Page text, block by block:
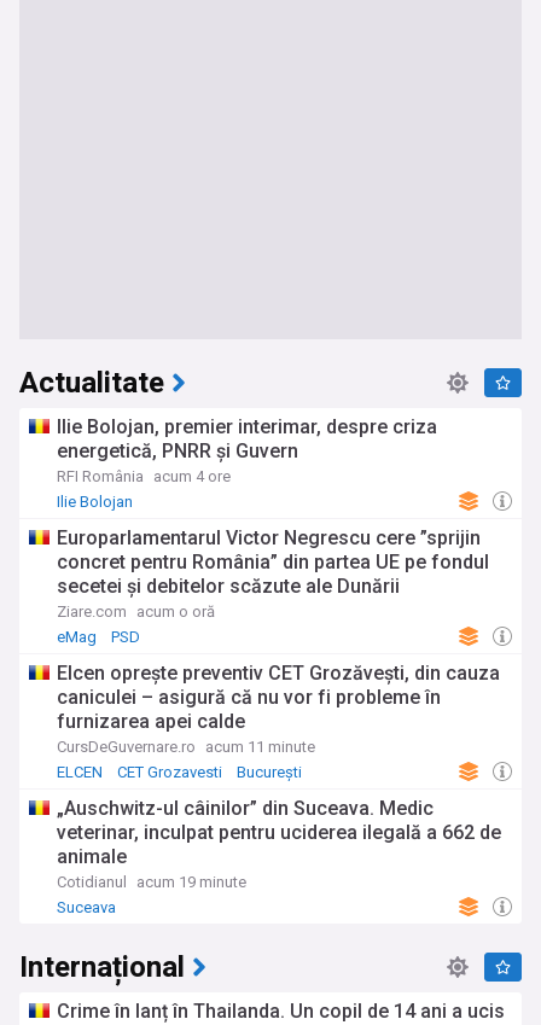
Actualitate
Ilie Bolojan, premier interimar, despre criza
energetică, PNRR și Guvern
RFI România
acum 4 ore
Ilie Bolojan
Europarlamentarul Victor Negrescu cere ”sprijin
concret pentru România” din partea UE pe fondul
secetei și debitelor scăzute ale Dunării
Ziare.com
acum o oră
eMag
PSD
Elcen oprește preventiv CET Grozăveşti, din cauza
caniculei – asigură că nu vor fi probleme în
furnizarea apei calde
CursDeGuvernare.ro
acum 11 minute
ELCEN
CET Grozavesti București
„Auschwitz-ul câinilor” din Suceava. Medic
veterinar, inculpat pentru uciderea ilegală a 662 de
animale
Cotidianul
acum 19 minute
Suceava
Internațional
Crime în lanț în Thailanda. Un copil de 14 ani a ucis